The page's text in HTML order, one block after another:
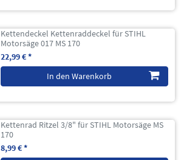
Kettendeckel Kettenraddeckel für STIHL
Motorsäge 017 MS 170
22,99 € *
In den Warenkorb
Kettenrad Ritzel 3/8" für STIHL Motorsäge MS
170
8,99 € *